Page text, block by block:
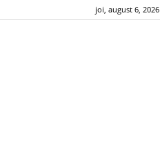
joi, august 6, 2026